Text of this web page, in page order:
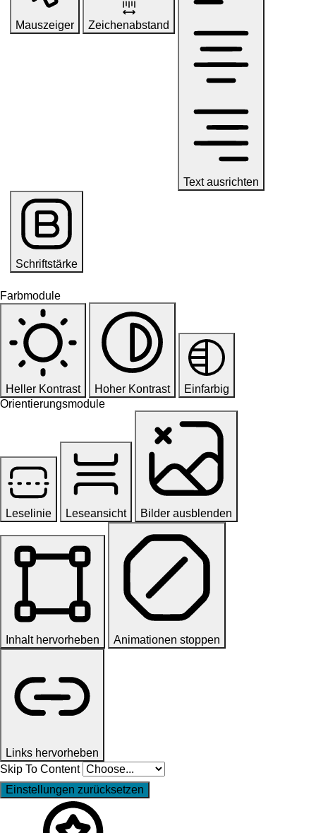
Mauszeiger Zeichenabstand
Text ausrichten
Schriftstärke
Farbmodule
Heller Kontrast Hoher Kontrast
Einfarbig
Orientierungsmodule
Leselinie Leseansicht Bilder ausblenden
Inhalt hervorheben Animationen stoppen
Links hervorheben
Skip To Content
Einstellungen zurücksetzen